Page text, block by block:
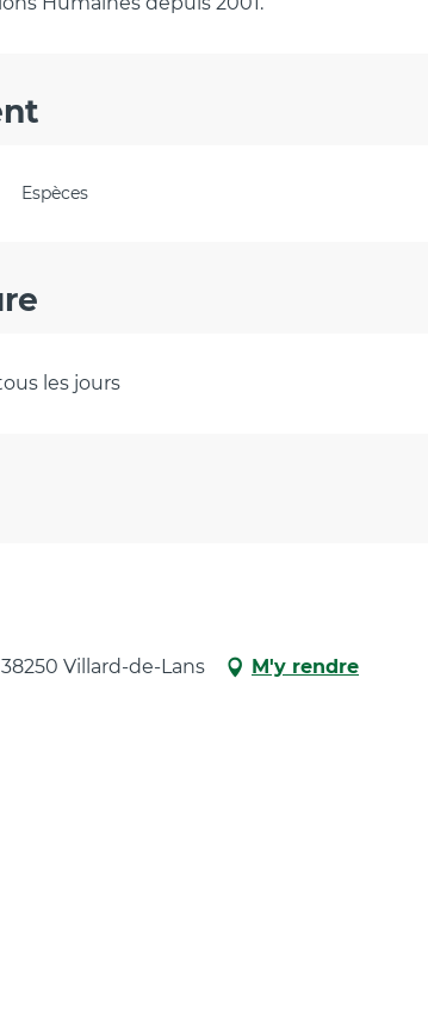
Espèces
les jours
Villard-de-Lans M'y rendre